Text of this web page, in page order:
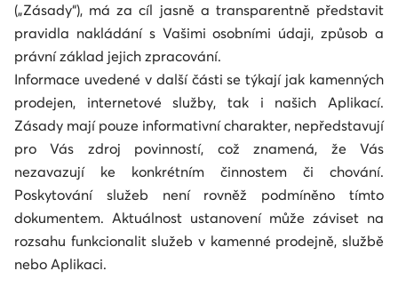
(„Zásady“), má za cíl jasně a transparentně představit
pravidla nakládání s Vašimi osobními údaji, způsob a
právní základ jejich zpracování.
Informace uvedené v další části se týkají jak kamenných
prodejen, internetové služby, tak i našich Aplikací.
Zásady mají pouze informativní charakter, nepředstavují
pro Vás zdroj povinností, což znamená, že Vás
nezavazují ke konkrétním činnostem či chování.
Poskytování služeb není rovněž podmíněno tímto
dokumentem. Aktuálnost ustanovení může záviset na
rozsahu funkcionalit služeb v kamenné prodejně, službě
nebo Aplikaci.